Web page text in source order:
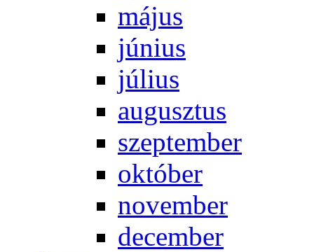
má­jus
jú­ni­us
jú­li­us
au­gusz­tus
szep­tem­ber
ok­tó­ber
no­vem­ber
de­cem­ber